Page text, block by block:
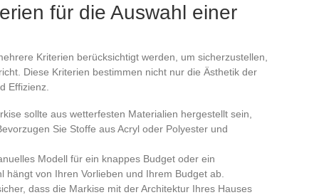
für die Auswahl einer
Kriterien berücksichtigt werden, um sicherzustellen,
Diese Kriterien bestimmen nicht nur die Ästhetik der
Effizienz.
sollte aus wetterfesten Materialien hergestellt sein,
Sie Stoffe aus Acryl oder Polyester und
Modell für ein knappes Budget oder ein
hängt von Ihren Vorlieben und Ihrem Budget ab.
dass die Markise mit der Architektur Ihres Hauses